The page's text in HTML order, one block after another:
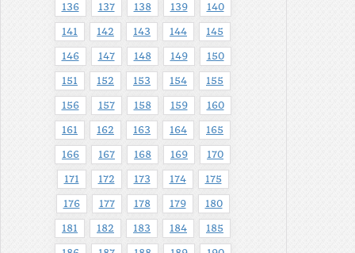
136 137 138 139 140
141 142 143 144 145
146 147 148 149 150
151 152 153 154 155
156 157 158 159 160
161 162 163 164 165
166 167 168 169 170
171 172 173 174 175
176 177 178 179 180
181 182 183 184 185